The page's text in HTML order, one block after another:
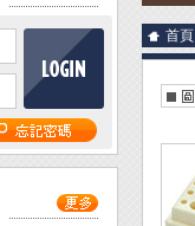
首頁